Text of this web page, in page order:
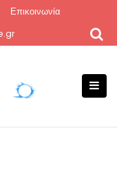
Επικοινωνία